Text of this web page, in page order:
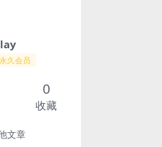
永久会员
0
收藏
文章